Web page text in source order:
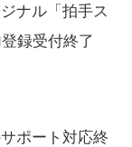
ナル「拍手ス
録受付終了
ポート対応終